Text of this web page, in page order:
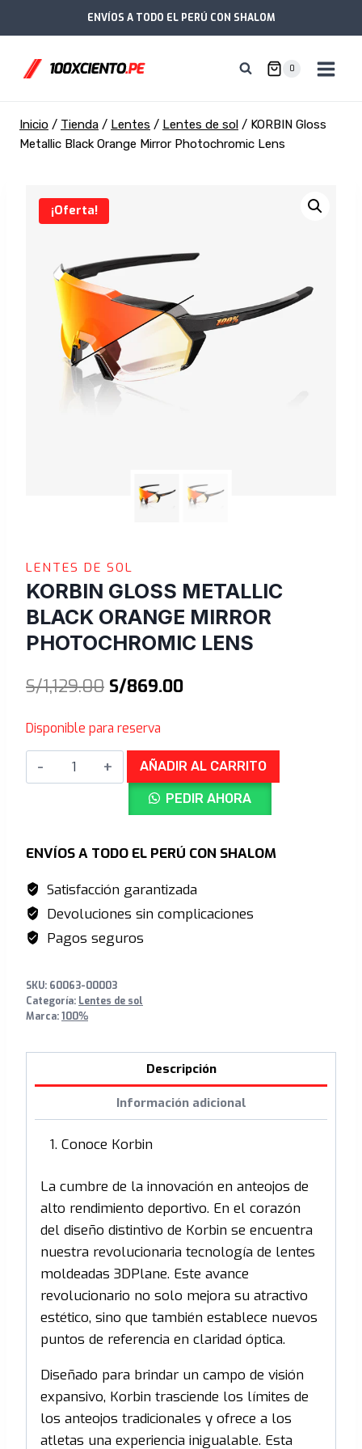
al
ENVÍOS A TODO EL PERÚ CON SHALOM
0
Inicio / Tienda / Lentes / Lentes de sol / KORBIN Gloss
Metallic Black Orange Mirror Photochromic Lens
¡Oferta!
LENTES DE SOL
KORBIN GLOSS METALLIC
BLACK ORANGE MIRROR
PHOTOCHROMIC LENS
S/1,129.00 El
era:
S/1,129.00.
S/869.00El
es:
S/869.00.
Disponible para reserva
KORBIN
Gloss
Orange
Photochromic
Lens
cantidad
AÑADIR AL CARRITO
PEDIR AHORA
ENVÍOS A TODO EL PERÚ CON SHALOM
Satisfacción garantizada
Devoluciones sin complicaciones
Pagos seguros
SKU: 60063-00003
Categoría: Lentes de sol
Marca:100%
Descripción
Información adicional
Conoce Korbin
La cumbre de la innovación en anteojos de
alto rendimiento deportivo. En el corazón
del diseño distintivo de Korbin se encuentra
nuestra revolucionaria tecnología de lentes
moldeadas 3DPlane. Este avance
revolucionario no solo mejora su atractivo
estético, sino que también establece nuevos
puntos de referencia en claridad óptica.
Diseñado para brindar un campo de visión
expansivo, Korbin trasciende los límites de
los anteojos tradicionales y ofrece a los
atletas una experiencia inigualable. Esta